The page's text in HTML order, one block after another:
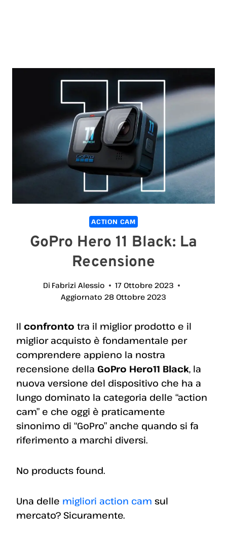
ACTION CAM
GoPro Hero 11 Black: La
Recensione
Di Fabrizi Alessio
17 Ottobre 2023
Aggiornato 28 Ottobre 2023
Il confronto tra il miglior prodotto e il
miglior acquisto è fondamentale per
comprendere appieno la nostra
recensione della GoPro Hero11 Black, la
nuova versione del dispositivo che ha a
lungo dominato la categoria delle “action
cam” e che oggi è praticamente
sinonimo di “GoPro” anche quando si fa
riferimento a marchi diversi.
No products found.
Una delle migliori action cam sul
mercato? Sicuramente.